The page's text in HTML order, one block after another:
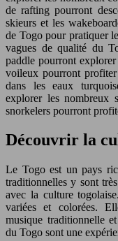
de rafting pourront
skieurs et les
de Togo pour pratiquer
vagues de qualité du
paddle pourront
voileux pourront
dans les eaux
explorer les nombreux
snorkelers pourront
Découvrir la
Le Togo est un pays
traditionnelles y sont
avec la culture
variées et colorées.
musique traditionnelle
du Togo sont une